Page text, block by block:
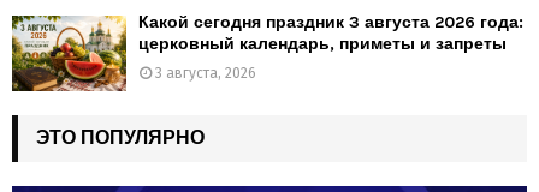
Какой сегодня праздник 3 августа 2026 года:
церковный календарь, приметы и запреты
3 августа, 2026
ЭТО ПОПУЛЯРНО